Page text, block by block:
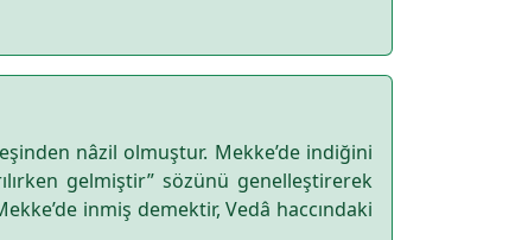
nâzil olmuştur. Mekke’de indiğini
gelmiştir” sözünü genelleştirerek
inmiş demektir, Vedâ haccındaki